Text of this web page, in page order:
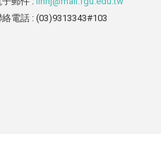
絡電話 : (03)9313343#103